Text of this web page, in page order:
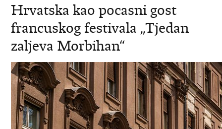
Hrvatska kao pocasni gost
francuskog festivala „Tjedan
zaljeva Morbihan“